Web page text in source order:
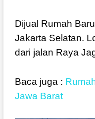
Dijual Rumah
Jakarta Selatan.
dari jalan Raya
Baca juga :
Jawa Barat